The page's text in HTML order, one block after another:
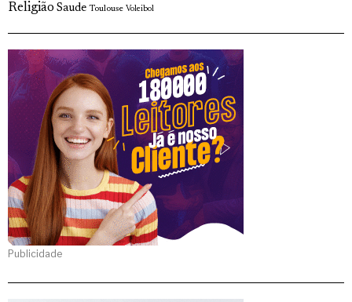
Religião Saude Toulouse Voleibol
Publicidade